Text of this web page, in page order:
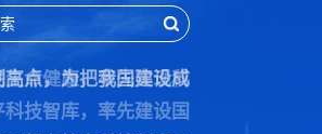
点，为把我国建设成